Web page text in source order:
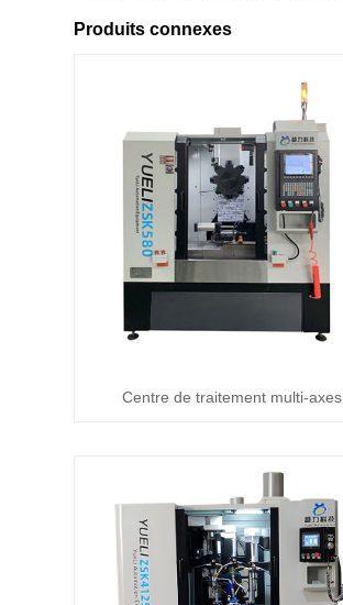
Produits connexes
Centre de traitement multi-axes